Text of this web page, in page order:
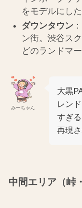
をモデルにし
ダウンタウン
ン街。渋谷ス
どのランドマ
みーちゃん
大黒
レン
すぎ
再現
中間エリア（峠